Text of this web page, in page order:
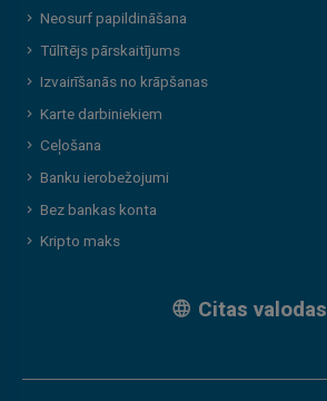
Neosurf papildināšana
Tūlītējs pārskaitījums
Izvairīšanās no krāpšanas
Karte darbiniekiem
Ceļošana
Banku ierobežojumi
Bez bankas konta
Kripto maks
Citas valodas